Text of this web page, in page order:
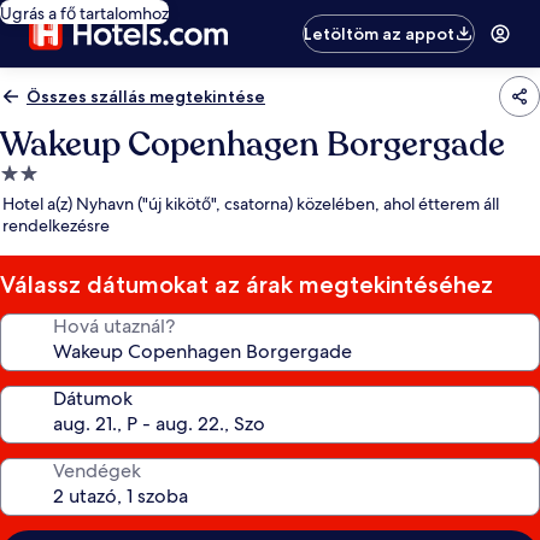
Ugrás a fő tartalomhoz
Letöltöm az appot
Összes szállás megtekintése
Wakeup Copenhagen Borgergade
2.0
csillagos
szálláshely
Hotel a(z) Nyhavn ("új kikötő", csatorna) közelében, ahol étterem áll
rendelkezésre
Válassz dátumokat az árak megtekintéséhez
Hová utaznál?
Dátumok
Vendégek